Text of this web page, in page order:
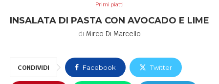
Primi piatti
INSALATA DI PASTA CON AVOCADO E LIME
di Mirco Di Marcello
CONDIVIDI Facebook Twitter